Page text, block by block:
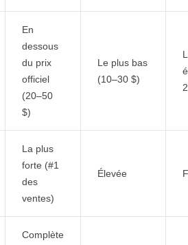
En
dessous
du prix
officiel
(20–50
$)
Le plus bas
(10–30 $)
La plus
forte (#1
des
ventes)
Élevée
Complète